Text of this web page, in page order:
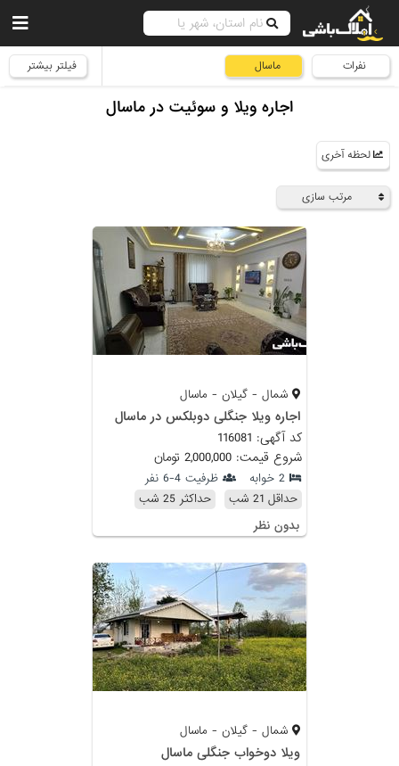
نفرات ماسال فیلتر بیشتر
اجاره ویلا و سوئیت در ماسال
لحظه آخری
مرتب سازی
شمال - گیلان - ماسال
اجاره ویلا جنگلی دوبلکس در ماسال
کد آگهی: 116081
شروع قیمت: 2,000,000 تومان
2 خوابه
ظرفیت 4-6 نفر
حداقل 21 شب
حداکثر 25 شب
بدون نظر
شمال - گیلان - ماسال
ویلا دوخواب جنگلی ماسال